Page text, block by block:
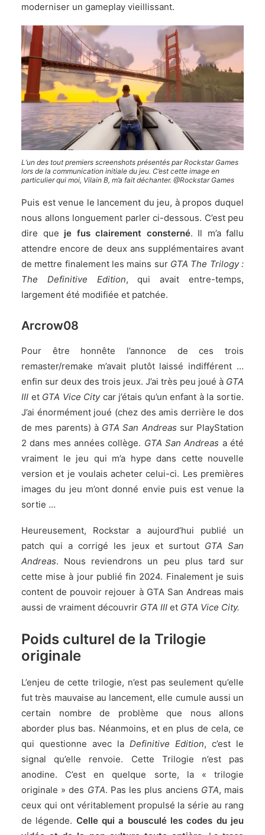
moderniser un gameplay vieillissant.
L’un des tout premiers screenshots présentés par Rockstar Games
lors de la communication initiale du jeu. C’est cette image en
particulier qui moi, Vilain B, m’a fait déchanter. @Rockstar Games
Puis est venue le lancement du jeu, à propos duquel
nous allons longuement parler ci-dessous. C’est peu
dire que je fus clairement consterné. Il m’a fallu
attendre encore de deux ans supplémentaires avant
de mettre finalement les mains sur GTA The Trilogy :
The Definitive Edition, qui avait entre-temps,
largement été modifiée et patchée.
Arcrow08
Pour être honnête l’annonce de ces trois
remaster/remake m’avait plutôt laissé indifférent …
enfin sur deux des trois jeux. J’ai très peu joué à GTA
III et GTA Vice Citycar j’étais qu’un enfant à la sortie.
J’ai énormément joué (chez des amis derrière le dos
de mes parents) à GTA San Andreas sur PlayStation
2 dans mes années collège. GTA San Andreas a été
vraiment le jeu qui m’a hype dans cette nouvelle
version et je voulais acheter celui-ci. Les premières
images du jeu m’ont donné envie puis est venue la
sortie …
Heureusement, Rockstar a aujourd’hui publié un
patch qui a corrigé les jeux et surtout GTA San
Andreas. Nous reviendrons un peu plus tard sur
cette mise à jour publié fin 2024. Finalement je suis
content de pouvoir rejouer à GTA San Andreas mais
aussi de vraiment découvrir GTA III et GTA Vice City.
Poids culturel de la Trilogie
originale
L’enjeu de cette trilogie, n’est pas seulement qu’elle
fut très mauvaise au lancement, elle cumule aussi un
certain nombre de problème que nous allons
aborder plus bas. Néanmoins, et en plus de cela, ce
qui questionne avec la Definitive Edition, c’est le
signal qu’elle renvoie. Cette Trilogie n’est pas
anodine. C’est en quelque sorte, la « trilogie
originale » des GTA. Pas les plus anciens GTA, mais
ceux qui ont véritablement propulsé la série au rang
de légende. Celle qui a bousculé les codes du jeu